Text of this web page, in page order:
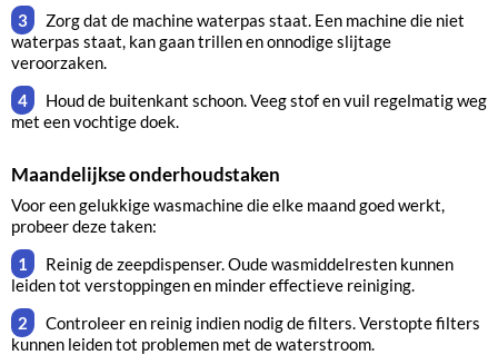
Zorg dat de machine waterpas staat. Een machine die niet
waterpas staat, kan gaan trillen en onnodige slijtage
veroorzaken.
Houd de buitenkant schoon. Veeg stof en vuil regelmatig weg
met een vochtige doek.
Maandelijkse onderhoudstaken
Voor een gelukkige wasmachine die elke maand goed werkt,
probeer deze taken:
Reinig de zeepdispenser. Oude wasmiddelresten kunnen
leiden tot verstoppingen en minder effectieve reiniging.
Controleer en reinig indien nodig de filters. Verstopte filters
kunnen leiden tot problemen met de waterstroom.